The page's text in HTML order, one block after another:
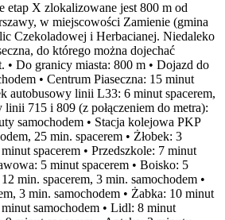
etap X zlokalizowane jest 800 m od
w miejscowości Zamienie (gmina
Czekoladowej i Herbacianej. Niedaleko
do którego można dojechać
• Do granicy miasta: 800 m • Dojazd do
• Centrum Piaseczna: 15 minut
autobusowy linii L33: 6 minut spacerem,
linii 715 i 809 (z połączeniem do metra):
samochodem • Stacja kolejowa PKP
25 min. spacerem • Żłobek: 3
spacerem • Przedszkole: 7 minut
5 minut spacerem • Boisko: 5
min. spacerem, 3 min. samochodem •
3 min. samochodem • Żabka: 10 minut
samochodem • Lidl: 8 minut